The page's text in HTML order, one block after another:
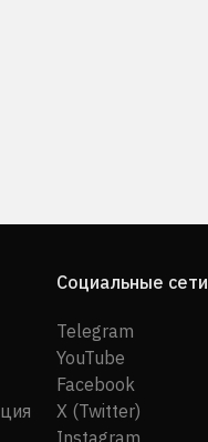
была основана в
Социальные сети
Telegram
YouTube
Facebook
X (Twitter)
Instagram